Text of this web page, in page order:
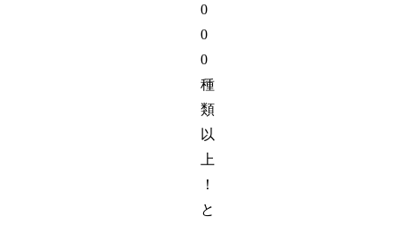
0
0
0
種
類
以
上
！
と